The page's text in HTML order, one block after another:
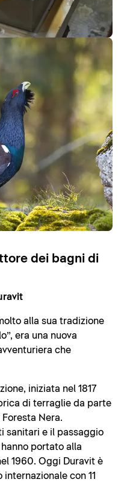
dei bagni di
alla sua tradizione
era una nuova
che
iniziata nel 1817
di terraglie da parte
Nera.
sanitari e il passaggio
portato alla
1960. Oggi Duravit è
internazionale con 11